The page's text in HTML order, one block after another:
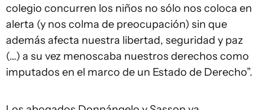
colegio concurren los niños no sólo nos coloca en
alerta (y nos colma de preocupación) sin que
además afecta nuestra libertad, seguridad y paz
(…) a su vez menoscaba nuestros derechos como
imputados en el marco de un Estado de Derecho”.